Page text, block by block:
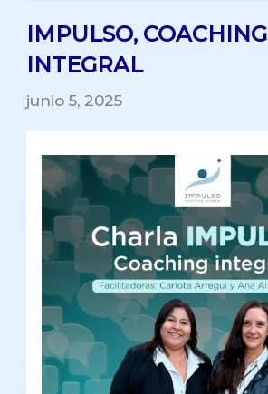
IMPULSO, COACHING
INTEGRAL
junio 5, 2025